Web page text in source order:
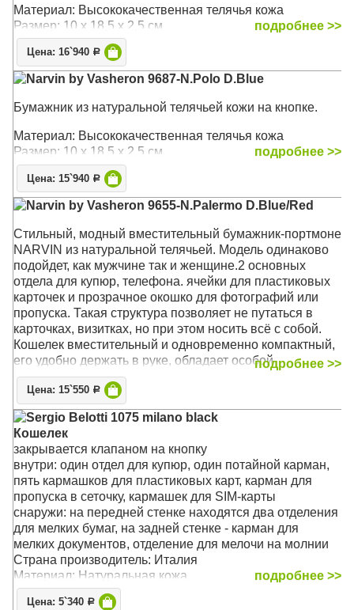
Материал: Высококачественная телячья кожа
Размер: 10 х 18,5 х 2,5 см
подробнее >>
Цена: 16`940 Р
Narvin by Vasheron 9687-N.Polo D.Blue
Бумажник из натуральной телячьей кожи на кнопке.
Материал: Высококачественная телячья кожа
Размер: 10 х 18,5 х 2,5 см
подробнее >>
Цена: 15`940 Р
Narvin by Vasheron 9655-N.Palermo D.Blue/Red
Стильный, модный вместительный бумажник-портмоне
NARVIN из натуральной телячьей. Модель одинаково
подойдет, как мужчине так и женщине.2 основных
отдела для купюр, телефона. ячейки для пластиковых
карточек и прозрачное окошко для фотографий или
пропуска. Такая структура позволяет не путаться в
карточках, визитках, но при этом носить всё с собой.
Кошелек вместительный и одновременно компактный,
его удобно держать в руке, обладает особой
прочностью и надолго сохраняет привлекательный
внешний вид даже при активном использовании.Его
удобно брать с собой в командировки или
путешествия. Кошелёк из натуральной кожи послужит
хорошим подарком коллеге или любимому мужчине.
Кошелек упакован в подарочную коробку, которая
подчеркнет премиальность подарка
Материал: Высококачественная телячья кожа
Размер: 18,5 х 9,5 х 1 см
подробнее >>
Цена: 15`550 Р
Sergio Belotti 1075 milano black
Кошелек
закрывается клапаном на кнопку
внутри: один отдел для купюр, один потайной карман,
пять кармашков для пластиковых карт, карман для
пропуска в сеточку, кармашек для SIM-карты
снаружи: на передней стенке находятся два отделения
для мелких бумаг, на задней стенке - карман для
мелких документов, отделение для мелочи на молнии
Страна производитель: Италия
Материал: Натуральная кожа
Размер: 17.5 x 9 x 1.5 см
подробнее >>
Цена: 5`340 Р